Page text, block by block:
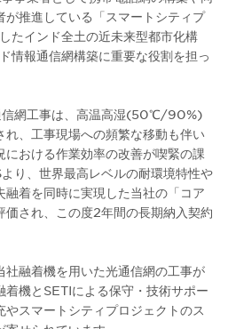
が推進している「スマートシティプ
たインド全土の近未来型都市化構
情報通信網構築に重要な役割を担っ
信網工事は、高温高湿(50℃/90%)
、工事現場への頻繁な移動も伴い
における作業効率の改善が喫緊の課
り、世界最高レベルの耐環境特性や
着を同時に実現した当社の「コア
され、この度2年間の長期納入契約
融着機を用いた光通信網の工事が
着機とSETIによる保守・技術サポー
やスマートシティプロジェクトのス